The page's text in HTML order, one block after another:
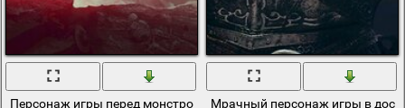
Персонаж игры перед монстром с красными глазами
Мрачный персонаж игры в